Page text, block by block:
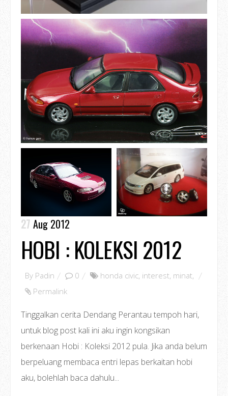
27 Aug 2012
HOBI : KOLEKSI 2012
By Padin 0 honda civic, interest, minat,
Permalink
Tinggalkan cerita Dendang Perantau tempoh hari,
untuk blog post kali ini aku ingin kongsikan
berkenaan Hobi : Koleksi 2012 pula. Jika anda belum
berpeluang membaca entri lepas berkaitan hobi
aku, bolehlah baca dahulu...